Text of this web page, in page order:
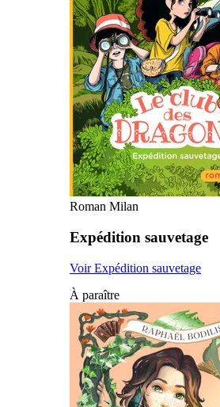
Roman Milan
Expédition sauvetage
Voir Expédition sauvetage
À paraître